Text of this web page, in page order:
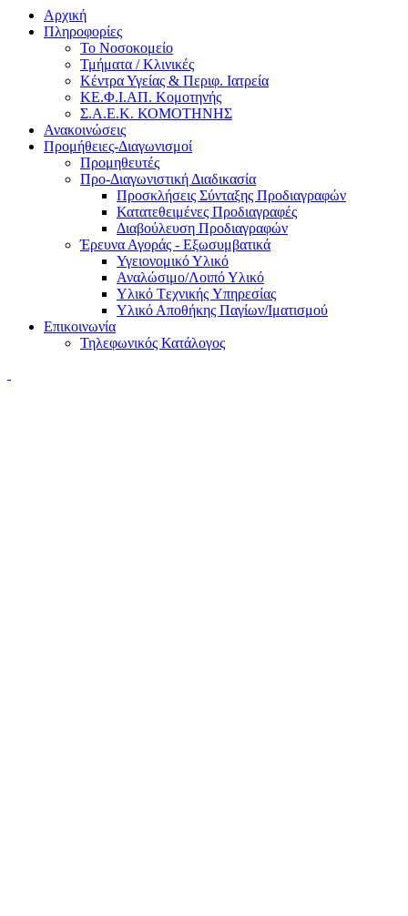
Αρχική
Πληροφορίες
Το Νοσοκομείο
Τμήματα / Κλινικές
Κέντρα Υγείας & Περιφ. Ιατρεία
ΚΕ.Φ.Ι.ΑΠ. Κομοτηνής
Σ.Α.Ε.Κ. ΚΟΜΟΤΗΝΗΣ
Ανακοινώσεις
Προμήθειες-Διαγωνισμοί
Προμηθευτές
Προ-Διαγωνιστική Διαδικασία
Προσκλήσεις Σύνταξης Προδιαγραφών
Κατατεθειμένες Προδιαγραφές
Διαβούλευση Προδιαγραφών
Έρευνα Αγοράς - Εξωσυμβατικά
Υγειονομικό Υλικό
Αναλώσιμο/Λοιπό Υλικό
Υλικό Tεχνικής Yπηρεσίας
Υλικό Αποθήκης Παγίων/Ιματισμού
Επικοινωνία
Τηλεφωνικός Κατάλογος